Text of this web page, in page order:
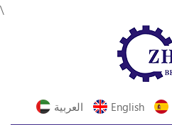
\
العربية English